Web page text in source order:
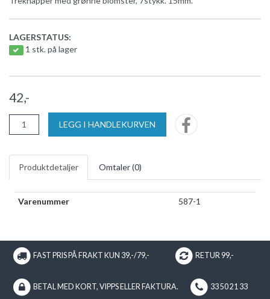
LAGERSTATUS:
1 stk. på lager
42,-
LEGG I HANDLEKURVEN
Produktdetaljer Omtaler (0)
Varenummer 587-1
FAST PRIS PÅ FRAKT KUN 39,-/79,- RETUR 99,-
BETAL MED KORT, VIPPS ELLER FAKTURA. 33 50 21 33